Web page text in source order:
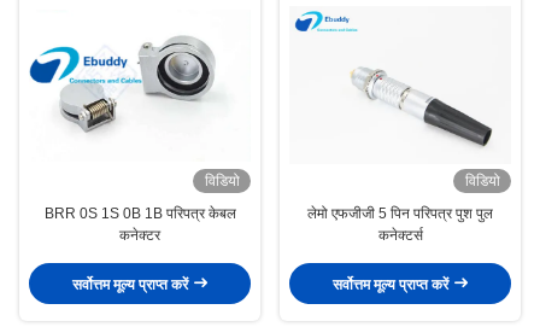
विडियो
BRR 0S 1S 0B 1B परिपत्र केबल
कनेक्टर
सर्वोत्तम मूल्य प्राप्त करें
विडियो
लेमो एफजीजी 5 पिन परिपत्र पुश पुल
कनेक्टर्स
सर्वोत्तम मूल्य प्राप्त करें